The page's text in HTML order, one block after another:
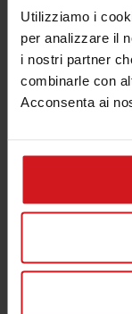
Utilizziamo i
per analizzare il
i nostri partner
combinarle con
Acconsenta ai
Vuoi